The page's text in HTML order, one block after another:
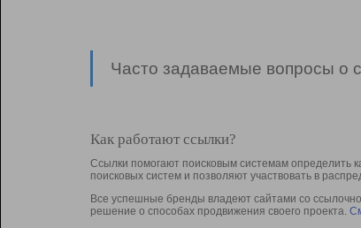
Часто задаваемые вопросы о
Как работают ссылки?
Ссылки помогают поисковым системам определить
поисковых систем и позволяют участвовать в
Все успешные бренды владеют сайтами со
решение о способах продвижения своего проекта.